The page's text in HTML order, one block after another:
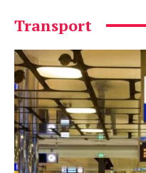
Transport